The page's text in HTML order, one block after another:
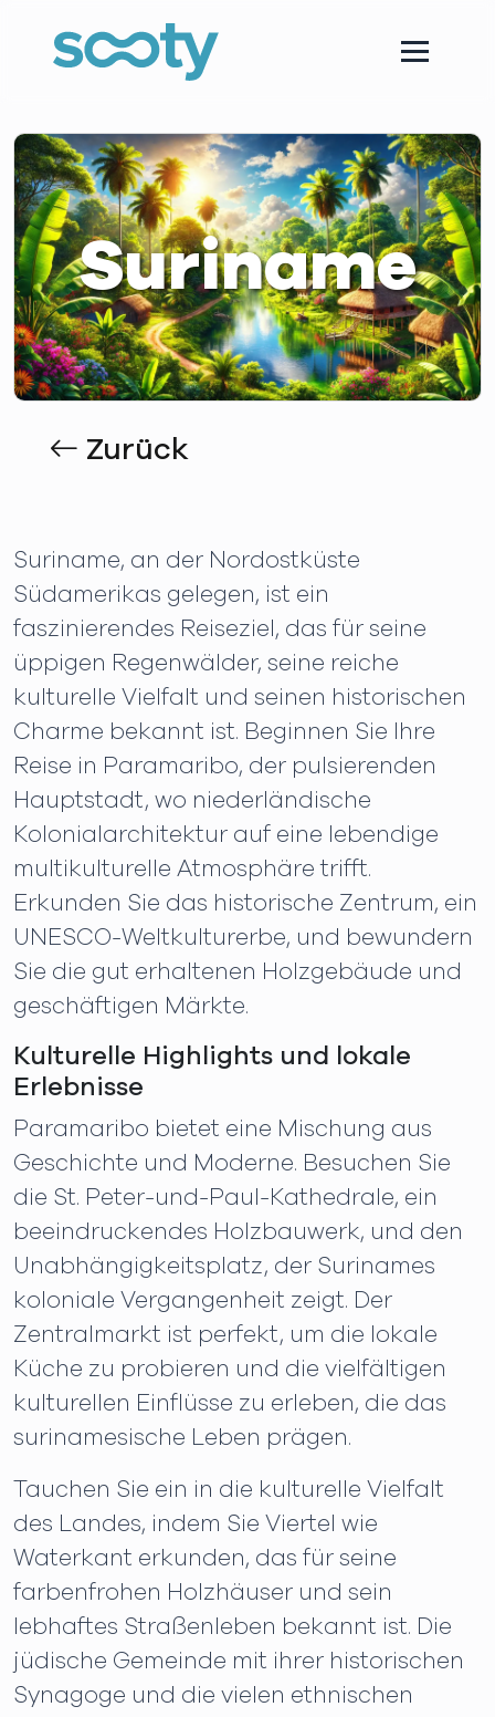
Suriname
Zurück
Suriname, an der Nordostküste
Südamerikas gelegen, ist ein
faszinierendes Reiseziel, das für seine
üppigen Regenwälder, seine reiche
kulturelle Vielfalt und seinen historischen
Charme bekannt ist. Beginnen Sie Ihre
Reise in Paramaribo, der pulsierenden
Hauptstadt, wo niederländische
Kolonialarchitektur auf eine lebendige
multikulturelle Atmosphäre trifft.
Erkunden Sie das historische Zentrum, ein
UNESCO-Weltkulturerbe, und bewundern
Sie die gut erhaltenen Holzgebäude und
geschäftigen Märkte.
Kulturelle Highlights und lokale
Erlebnisse
Paramaribo bietet eine Mischung aus
Geschichte und Moderne. Besuchen Sie
die St. Peter-und-Paul-Kathedrale, ein
beeindruckendes Holzbauwerk, und den
Unabhängigkeitsplatz, der Surinames
koloniale Vergangenheit zeigt. Der
Zentralmarkt ist perfekt, um die lokale
Küche zu probieren und die vielfältigen
kulturellen Einflüsse zu erleben, die das
surinamesische Leben prägen.
Tauchen Sie ein in die kulturelle Vielfalt
des Landes, indem Sie Viertel wie
Waterkant erkunden, das für seine
farbenfrohen Holzhäuser und sein
lebhaftes Straßenleben bekannt ist. Die
jüdische Gemeinde mit ihrer historischen
Synagoge und die vielen ethnischen